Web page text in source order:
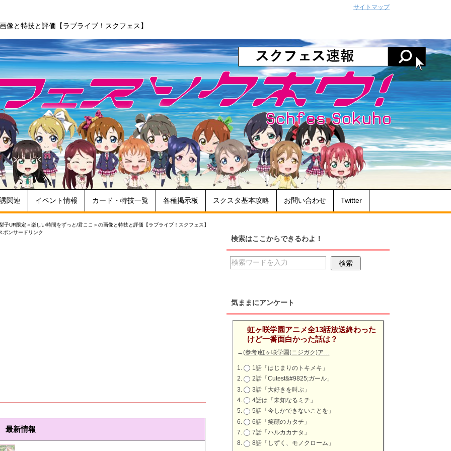
と特技と評価【ラブライブ！スクフェス】
関連 イベント情報 カード・特技一覧 各種掲示板 スクスタ基本攻略 お問い合わせ Twitter
子UR限定＜楽しい時間をずっと/君ここ＞の画像と特技と評価【ラブライブ！スクフェス】
ポンサードリンク
最新情報
検索はここからできるわよ！
気ままにアンケート
虹ヶ咲学園アニメ全13話放送終わった
けど一番面白かった話は？
→(参考)虹ヶ咲学園(ニジガク)ア…
1話「はじまりのトキメキ」
2話「Cutest&#9825;ガール」
3話「大好きを叫ぶ」
4話は「未知なるミチ」
5話「今しかできないことを」
6話「笑顔のカタチ」
7話「ハルカカナタ」
8話「しずく、モノクローム」
サイトマップ